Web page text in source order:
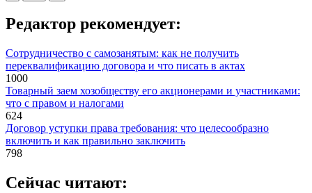
Редактор рекомендует:
Сотрудничество с самозанятым: как не получить
переквалификацию договора и что писать в актах
1000
Товарный заем хозобществу его акционерами и участниками:
что с правом и налогами
624
Договор уступки права требования: что целесообразно
включить и как правильно заключить
798
Сейчас читают: